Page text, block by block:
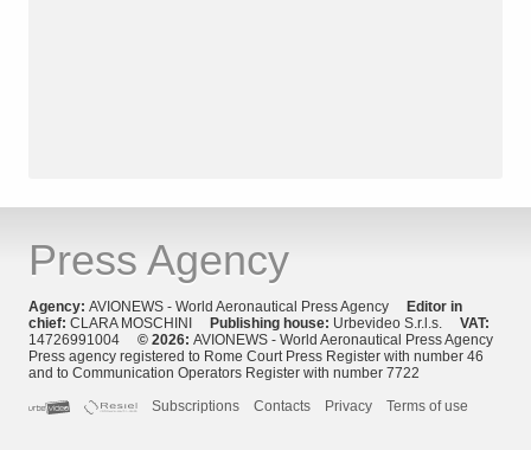
Press Agency
Agency: AVIONEWS - World Aeronautical Press Agency Editor in
chief: CLARA MOSCHINI Publishing house: Urbevideo S.r.l.s. VAT:
14726991004 © 2026: AVIONEWS - World Aeronautical Press Agency
Press agency registered to Rome Court Press Register with number 46
and to Communication Operators Register with number 7722
Subscriptions
Contacts Privacy Terms of use